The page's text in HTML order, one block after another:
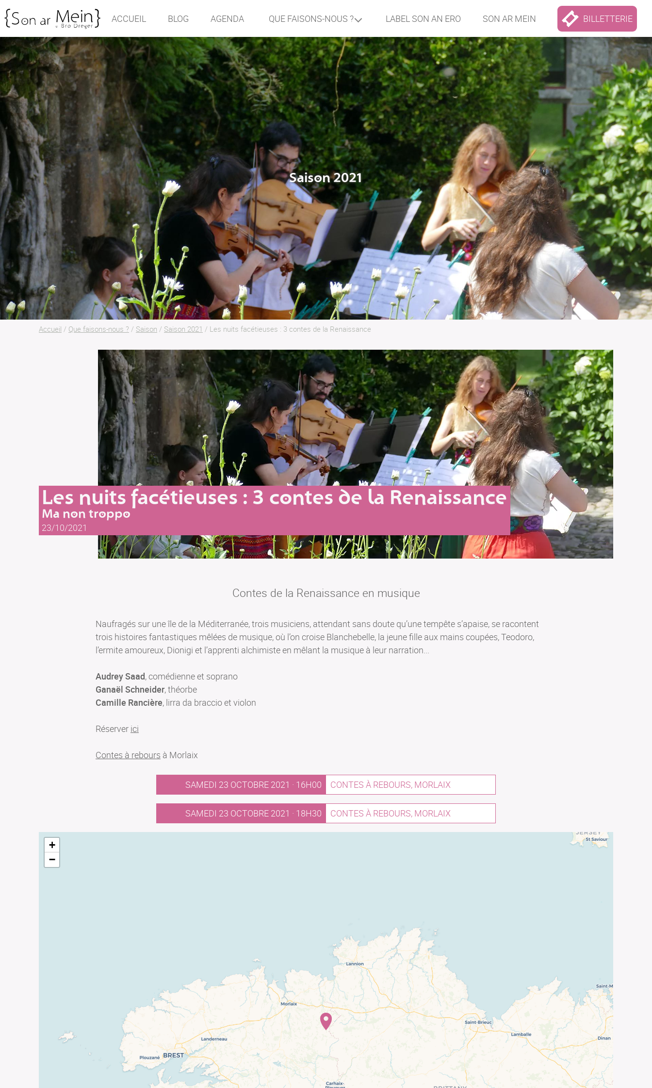
ACCUEIL BLOG AGENDA QUE FAISONS-NOUS ? LABEL SON AN ERO SON AR MEIN BILLETTERIE
Saison 2021
Accueil / Que faisons-nous ? / Saison / Saison 2021 / Les nuits facétieuses : 3 contes de la Renaissance
Les nuits facétieuses : 3 contes de la Renaissance
Ma non troppo
23/10/2021
Contes de la Renaissance en musique
Naufragés sur une île de la Méditerranée, trois musiciens, attendant sans doute qu’une tempête s’apaise, se racontent
trois histoires fantastiques mêlées de musique, où l’on croise Blanchebelle, la jeune fille aux mains coupées, Teodoro,
l’ermite amoureux, Dionigi et l’apprenti alchimiste en mêlant la musique à leur narration...
Audrey Saad, comédienne et soprano
Ganaël Schneider, théorbe
Camille Rancière, lirra da braccio et violon
Réserver ici
Contes à rebours à Morlaix
SAMEDI 23 OCTOBRE 2021 · 16H00 CONTES À REBOURS, MORLAIX
SAMEDI 23 OCTOBRE 2021 · 18H30 CONTES À REBOURS, MORLAIX
+
−